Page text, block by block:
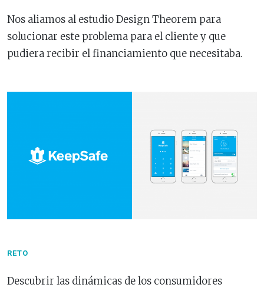
Nos aliamos al estudio Design Theorem para
solucionar este problema para el cliente y que
pudiera recibir el financiamiento que necesitaba.
RETO
Descubrir las dinámicas de los consumidores